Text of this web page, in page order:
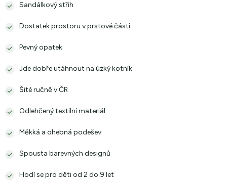
Sandálkový střih
Dostatek prostoru v prstové části
Pevný opatek
Jde dobře utáhnout na úzký kotník
Šité ručně v ČR
Odlehčený textilní materiál
Měkká a ohebná podešev
Spousta barevných designů
Hodí se pro děti od 2 do 9 let